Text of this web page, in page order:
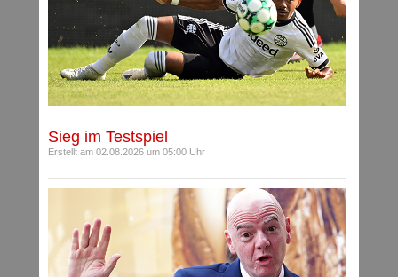
Sieg im Testspiel
Erstellt am 02.08.2026 um 05:00 Uhr